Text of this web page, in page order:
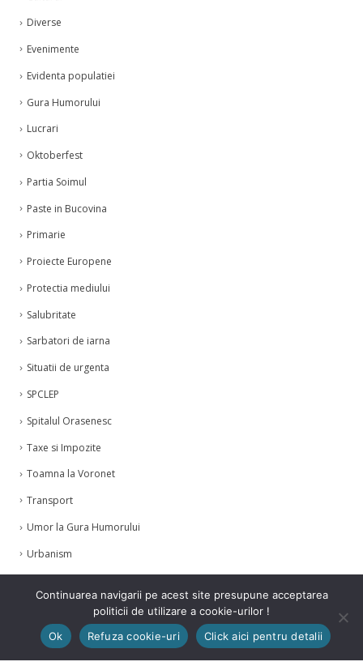
Diverse
Evenimente
Evidenta populatiei
Gura Humorului
Lucrari
Oktoberfest
Partia Soimul
Paste in Bucovina
Primarie
Proiecte Europene
Protectia mediului
Salubritate
Sarbatori de iarna
Situatii de urgenta
SPCLEP
Spitalul Orasenesc
Taxe si Impozite
Toamna la Voronet
Transport
Umor la Gura Humorului
Urbanism
Continuarea navigarii pe acest site presupune acceptarea
politicii de utilizare a cookie-urilor !
Ok
Refuza cookie-uri Click aici pentru detalii